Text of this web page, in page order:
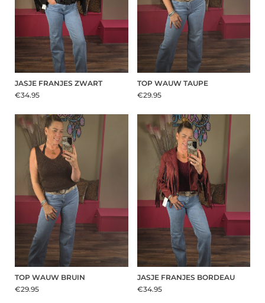
JASJE FRANJES ZWART
€34.95
TOP WAUW TAUPE
€29.95
TOP WAUW BRUIN
€29.95
JASJE FRANJES BORDEAU
€34.95